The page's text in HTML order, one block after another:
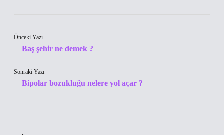
Önceki Yazı
Baş şehir ne demek ?
Sonraki Yazı
Bipolar bozukluğu nelere yol açar ?